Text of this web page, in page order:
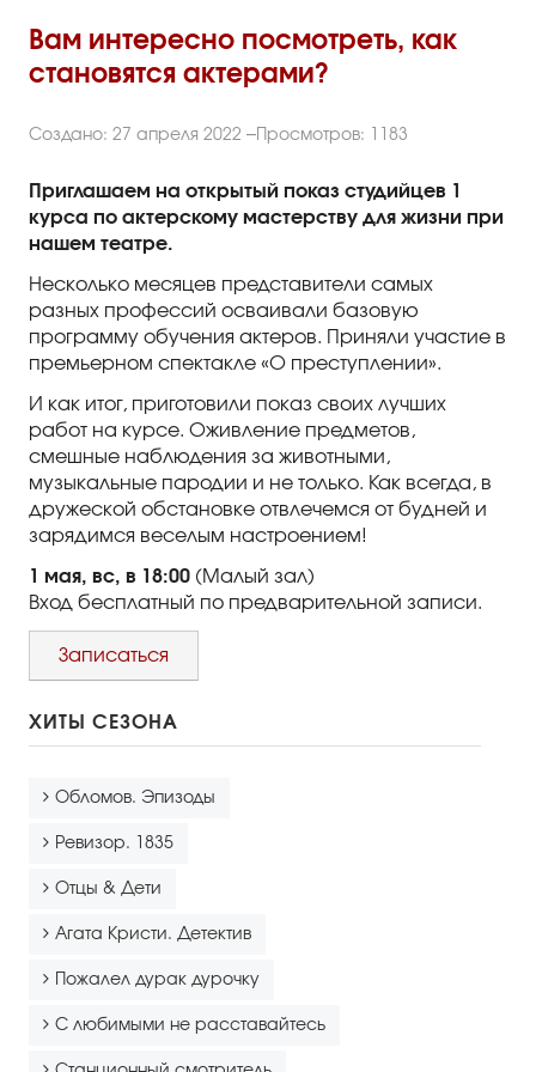
Правила группового посещения
Репертуар
Билеты
Вам интересно посмотреть, как
становятся актерами?
Создано: 27 апреля 2022 Просмотров: 1183
Приглашаем на открытый показ студийцев 1
курса по актерскому мастерству для жизни при
нашем театре.
Несколько месяцев представители самых
разных профессий осваивали базовую
программу обучения актеров. Приняли участие в
премьерном спектакле «О преступлении».
И как итог, приготовили показ своих лучших
работ на курсе. Оживление предметов,
смешные наблюдения за животными,
музыкальные пародии и не только. Как всегда, в
дружеской обстановке отвлечемся от будней и
зарядимся веселым настроением!
1 мая, вс, в 18:00 (Малый зал)
Вход бесплатный по предварительной записи.
Записаться
ХИТЫ СЕЗОНА
Обломов. Эпизоды
Ревизор. 1835
Отцы & Дети
Агата Кристи. Детектив
Пожалел дурак дурочку
С любимыми не расставайтесь